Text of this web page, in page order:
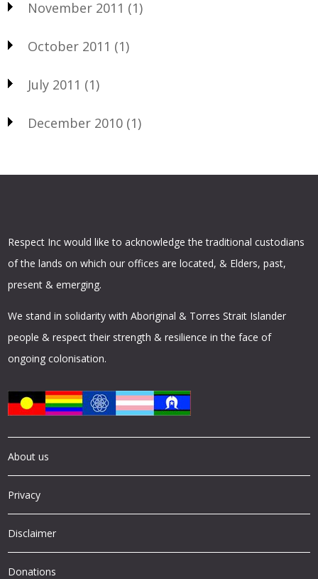
November 2011 (1)
October 2011 (1)
July 2011 (1)
December 2010 (1)
Respect Inc would like to acknowledge the traditional custodians
of the lands on which our offices are located, & Elders, past,
present & emerging.
We stand in solidarity with Aboriginal & Torres Strait Islander
people & respect their strength & resilience in the face of
ongoing colonisation.
About us
Privacy
Disclaimer
Donations